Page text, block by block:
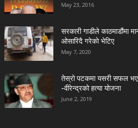
May 23, 2016
सरकारी गाडीले काठमाडौंमा
ओसारिदै गरेकाे भेटिए
May 7, 2020
तेस्रो पटकमा यसरी सफल
-वीरेन्द्रको हत्या योजना
June 2, 2019